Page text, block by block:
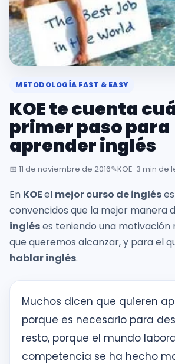
Usuarios
Comunidad
Habla
inglés
desde
la
primera
KOE
SISK
METODOLOGÍA FAST & EASY
KOE te cuenta
primer paso para
aprender inglés
📅 11 de noviembre de 2016✎️KOE· 3 min de
En KOEel mejor curso de inglés
convencidos que la mejor manera
ingléses teniendo una motivación
que queremos alcanzar, y para el
hablar inglés.
Muchos dicen que quieren
porque es necesario para
resto, porque el mundo
competencia se ha hecho